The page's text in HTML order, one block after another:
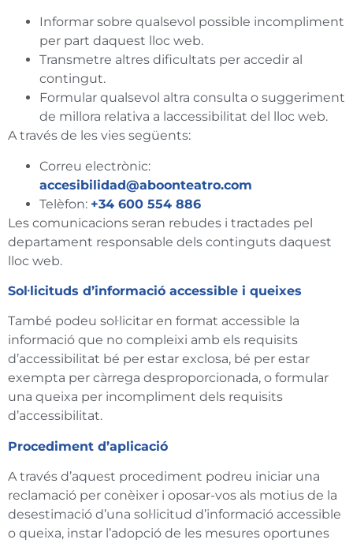
Informar sobre qualsevol possible incompliment
per part daquest lloc web.
Transmetre altres dificultats per accedir al
contingut.
Formular qualsevol altra consulta o suggeriment
de millora relativa a laccessibilitat del lloc web.
A través de les vies següents:
Correu electrònic:
accesibilidad@aboonteatro.com
Telèfon: +34 600 554 886
Les comunicacions seran rebudes i tractades pel
departament responsable dels continguts daquest
lloc web.
Sol·licituds d’informació accessible i queixes
També podeu sol·licitar en format accessible la
informació que no compleixi amb els requisits
d’accessibilitat bé per estar exclosa, bé per estar
exempta per càrrega desproporcionada, o formular
una queixa per incompliment dels requisits
d’accessibilitat.
Procediment d’aplicació
A través d’aquest procediment podreu iniciar una
reclamació per conèixer i oposar-vos als motius de la
desestimació d’una sol·licitud d’informació accessible
o queixa, instar l’adopció de les mesures oportunes